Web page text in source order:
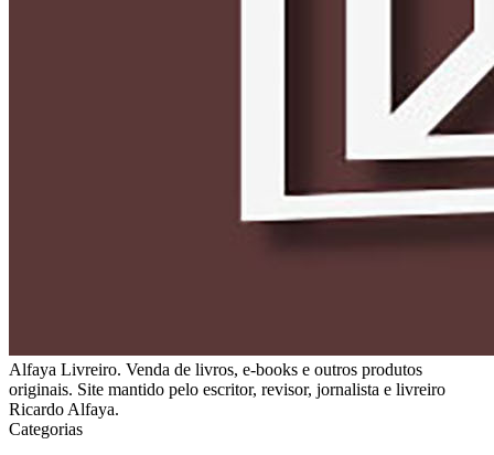
Alfaya Livreiro. Venda de livros, e-books e outros produtos
originais. Site mantido pelo escritor, revisor, jornalista e livreiro
Ricardo Alfaya.
Categorias